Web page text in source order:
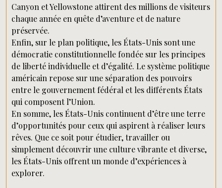
Canyon et Yellowstone attirent des millions de visiteurs
chaque année en quête d’aventure et de nature
préservée.
Enfin, sur le plan politique, les États-Unis sont une
démocratie constitutionnelle fondée sur les principes
de liberté individuelle et d’égalité. Le système politique
américain repose sur une séparation des pouvoirs
entre le gouvernement fédéral et les différents États
qui composent l’Union.
En somme, les États-Unis continuent d’être une terre
d’opportunités pour ceux qui aspirent à réaliser leurs
rêves. Que ce soit pour étudier, travailler ou
simplement découvrir une culture vibrante et diverse,
les États-Unis offrent un monde d’expériences à
explorer.